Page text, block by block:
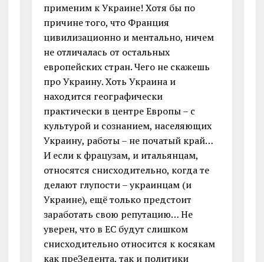
применим к Украине! Хотя бы по
причине того, что Франция
цивилизационно и ментально, ничем
не отличалась от остальных
европейских стран. Чего не скажешь
про Украину. Хоть Украина и
находится географически
практически в центре Европы – с
культурой и сознанием, населяющих
Украину, работы – не початый край…
И если к фрацузам, и итальянцам,
относятся снисходительно, когда те
делают глупости – украинцам (и
Украине), ещё только предстоит
заработать свою репутацию… Не
уверен, что в ЕС будут слишком
снисходительно относится к косякам
как преЗедента, так и политики